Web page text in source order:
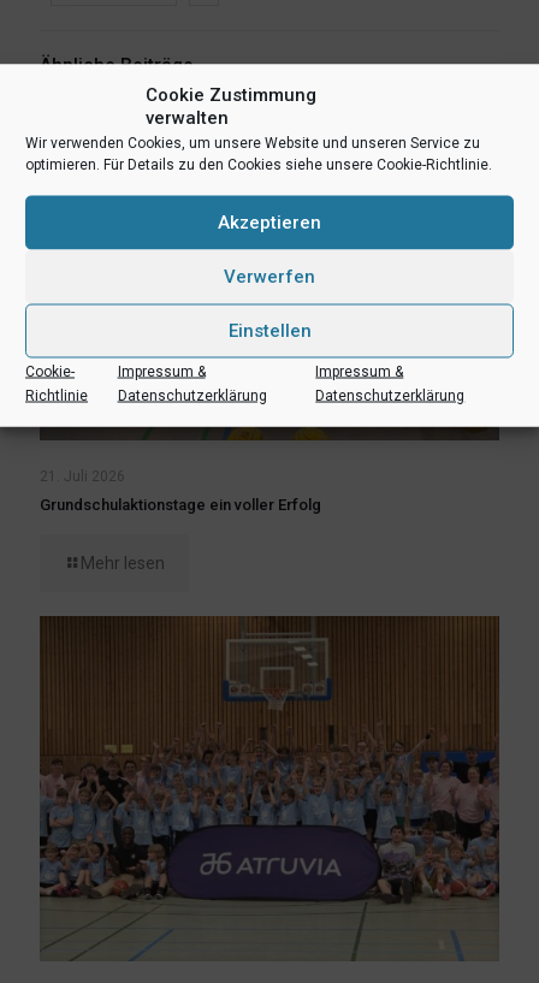
Cookie Zustimmung
verwalten
Wir verwenden Cookies, um unsere Website und unseren Service zu
optimieren. Für Details zu den Cookies siehe unsere Cookie-Richtlinie.
Akzeptieren
Verwerfen
Einstellen
Cookie-
Richtlinie
Impressum &
Datenschutzerklärung
Impressum &
Datenschutzerklärung
Ähnliche Beiträge
21. Juli 2026
Grundschulaktionstage ein voller Erfolg
Mehr lesen